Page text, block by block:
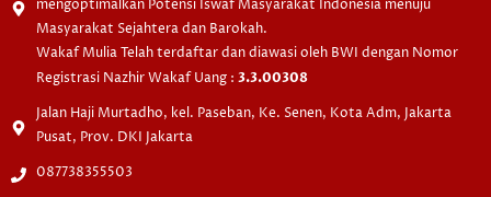
mengoptimalkan Potensi Iswaf Masyarakat Indonesia menuju
Masyarakat Sejahtera dan Barokah.
Wakaf Mulia Telah terdaftar dan diawasi oleh BWI dengan Nomor
Registrasi Nazhir Wakaf Uang : 3.3.00308
Jalan Haji Murtadho, kel. Paseban, Ke. Senen, Kota Adm, Jakarta
Pusat, Prov. DKI Jakarta
087738355503